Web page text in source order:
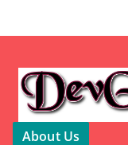
About Us